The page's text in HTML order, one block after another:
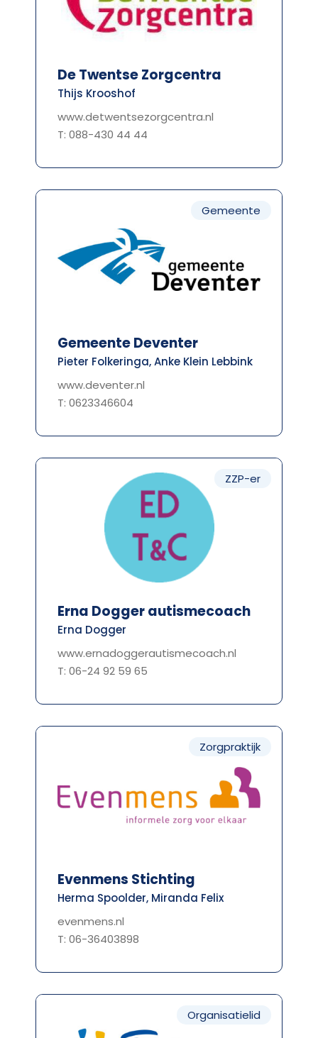
De Twentse Zorgcentra
Thijs Krooshof
www.detwentsezorgcentra.nl
T: 088-430 44 44
Gemeente
Gemeente Deventer
Pieter Folkeringa, Anke Klein Lebbink
www.deventer.nl
T: 0623346604
ZZP-er
Erna Dogger autismecoach
Erna Dogger
www.ernadoggerautismecoach.nl
T: 06-24 92 59 65
Zorgpraktijk
Evenmens Stichting
Herma Spoolder, Miranda Felix
evenmens.nl
T: 06-36403898
Organisatielid